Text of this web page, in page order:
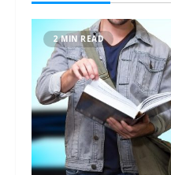
2 MIN READ